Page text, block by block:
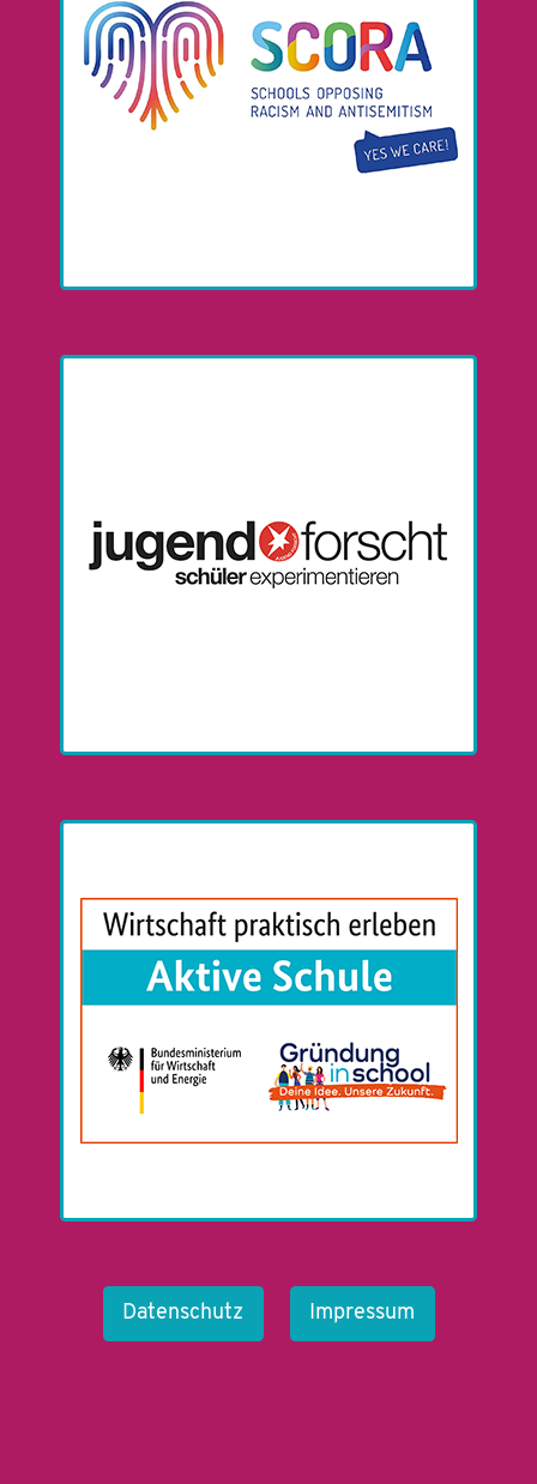
Datenschutz Impressum